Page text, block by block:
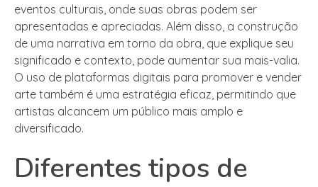
eventos culturais, onde suas obras podem ser
apresentadas e apreciadas. Além disso, a construção
de uma narrativa em torno da obra, que explique seu
significado e contexto, pode aumentar sua mais-valia.
O uso de plataformas digitais para promover e vender
arte também é uma estratégia eficaz, permitindo que
artistas alcancem um público mais amplo e
diversificado.
Diferentes tipos de